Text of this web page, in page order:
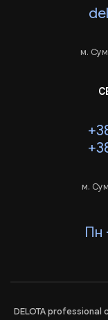
м.
м.
Пн
DELOTA